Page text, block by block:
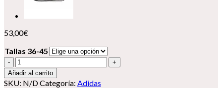
53,00€
Tallas 36-45
Adidas
Climacool
cantidad
Añadir al carrito
SKU: N/DCategoría: Adidas